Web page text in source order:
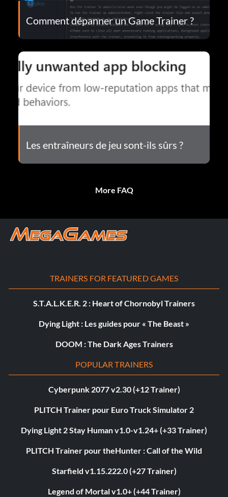
Comment dépanner un Game Trainer ?
Les entraîneurs de jeu sont-ils sûrs ?
More FAQ
TRAINERS FOR FEATURED GAMES
S.T.A.L.K.E.R. 2 : Heart of Chornobyl Trainers
Dying Light : Les guides pour « The Beast »
DOOM : The Dark Ages Trainers
POPULAR TRAINERS
Cyberpunk 2077 v2.30 (+12 Trainer)
PLITCH Trainer pour Euro Truck Simulator 2
Dying Light 2 Stay Human v1.0-v1.24+ (+33 Trainer)
PLITCH Trainer pour theHunter : Call of the Wild
Starfield v1.15.222.0 (+27 Trainer)
Legend of Mortal v1.0+ (+44 Trainer)